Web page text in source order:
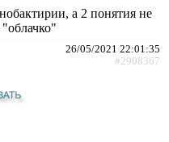
а 2 понятия не
26/05/2021 22:01:35
#2908367